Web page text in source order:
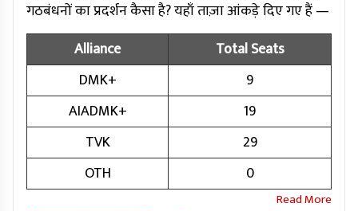
गठबंधनों का प्रदर्शन कैसा है? यहाँ ताज़ा आंकड़े दिए गए हैं —
Alliance
Total Seats
DMK+
9
AIADMK+
19
TVK
29
OTH
0